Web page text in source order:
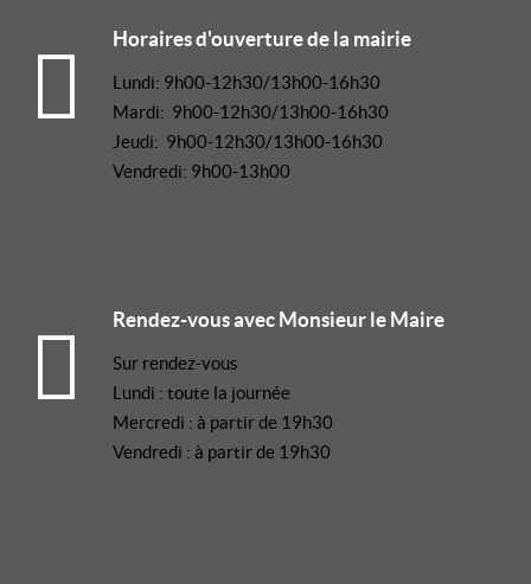
Horaires d'ouverture de la mairie
Lundi: 9h00-12h30/13h00-16h30
Mardi: 9h00-12h30/13h00-16h30
Jeudi: 9h00-12h30/13h00-16h30
Vendredi: 9h00-13h00
Rendez-vous avec Monsieur le Maire
Sur rendez-vous
Lundi : toute la journée
Mercredi : à partir de 19h30
Vendredi : à partir de 19h30